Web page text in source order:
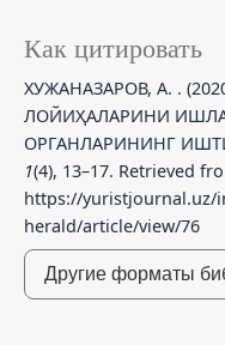
Как цитировать
ХУЖАНАЗАРОВ, А. .
ЛОЙИҲАЛАРИНИ
ОРГАНЛАРИНИНГ
1(4), 13–17. Retrieved
https://yuristjournal.uz/
herald/article/view/76
Другие форматы